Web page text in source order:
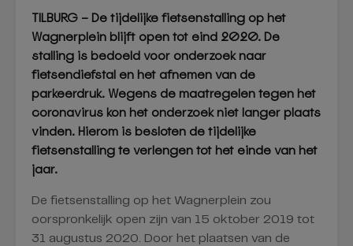
TILBURG – De tijdelijke fietsenstalling op het
Wagnerplein blijft open tot eind 2020. De
stalling is bedoeld voor onderzoek naar
fietsendiefstal en het afnemen van de
parkeerdruk. Wegens de maatregelen tegen het
coronavirus kon het onderzoek niet langer plaats
vinden. Hierom is besloten de tijdelijke
fietsenstalling te verlengen tot het einde van het
jaar.
De fietsenstalling op het Wagnerplein zou
oorspronkelijk open zijn van 15 oktober 2019 tot
31 augustus 2020. Door het plaatsen van de